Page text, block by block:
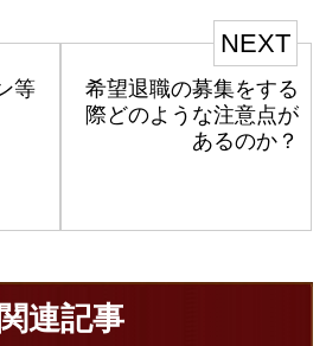
等
NEXT
希望退職の募集をする
際どのような注意点が
あるのか？
関連記事